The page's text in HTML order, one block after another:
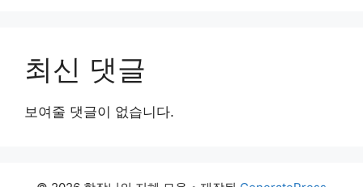
최신 댓글
보여줄 댓글이 없습니다.